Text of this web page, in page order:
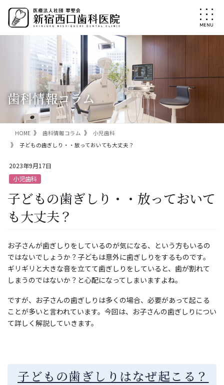
ン
ー
歯科情報コラム
HOME 歯科情報コラム
小児歯科
子どもの歯ぎしり・・放っておいても大丈夫？
2023年9月17日
小児歯科
子どもの歯ぎしり・・放っておいて
も大丈夫？
お子さんが歯ぎしりをしているのが気になる、という方もいるの
ではないでしょうか？子どもは意外に歯ぎしりをするものです。
ギリギリと大きな音を立てて歯ぎしりをしていると、歯が割れて
しまうのではないか？と心配になってしまいますよね。
ですが、お子さんの歯ぎしりは多くの場合、必要があって起こる
ことが多いと言われています。今回は、お子さんの歯ぎしりについ
て詳しく解説していきます。
子どもの歯ぎしりはなぜ起こる？